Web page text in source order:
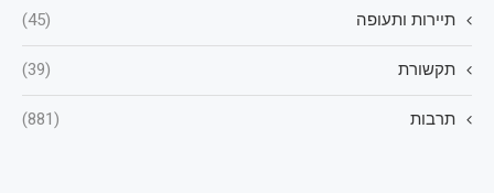
תיירות ותעופה (45)
תקשורת (39)
תרבות (881)